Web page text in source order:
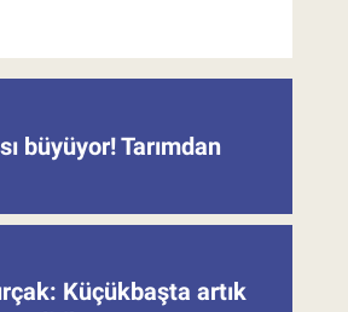
büyüyor! Tarımdan
Küçükbaşta artık